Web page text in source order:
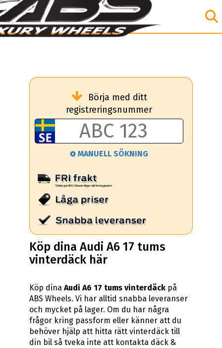
Börja med ditt
registreringsnummer
MANUELL SÖKNING
Köp dina Audi A6 17 tums
vinterdäck här
Köp dinaAudi A6 17 tums vinterdäck på
ABS Wheels. Vi har alltid snabba leveranser
och mycket på lager. Om du har några
frågor kring passform eller känner att du
behöver hjälp att hitta rätt vinterdäck till
din bil så tveka inte att kontakta däck &